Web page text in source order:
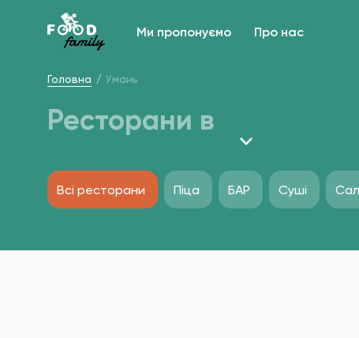
Ми пропонуємо Про нас
Головна Умань
Ресторани в
Всі ресторани Піца БАР Суші